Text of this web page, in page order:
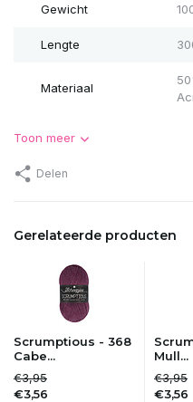
Gewicht
Lengte
Materiaal
Toon meer
Delen
Gerelateerde producten
Scrumptious - 368
Cabe...
€3,95
€3,56
Mull...
€3,95
€3,56